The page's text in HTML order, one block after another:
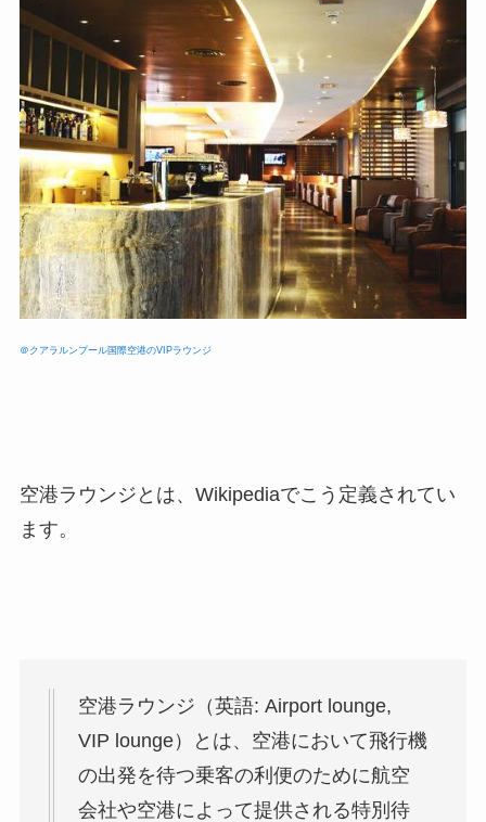
＠クアラルンプール国際空港のVIPラウンジ
空港ラウンジとは、Wikipediaでこう定義されてい
ます。
空港ラウンジ（英語: Airport lounge,
VIP lounge）とは、空港において飛行機
の出発を待つ乗客の利便のために航空
会社や空港によって提供される特別待